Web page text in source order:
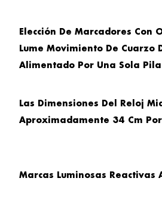
Elección De Marcadores Con
Lume Movimiento De Cuarzo
Alimentado Por Una Sola Pila
Las Dimensiones Del Reloj
Aproximadamente 34 Cm Por
Marcas Luminosas Reactivas